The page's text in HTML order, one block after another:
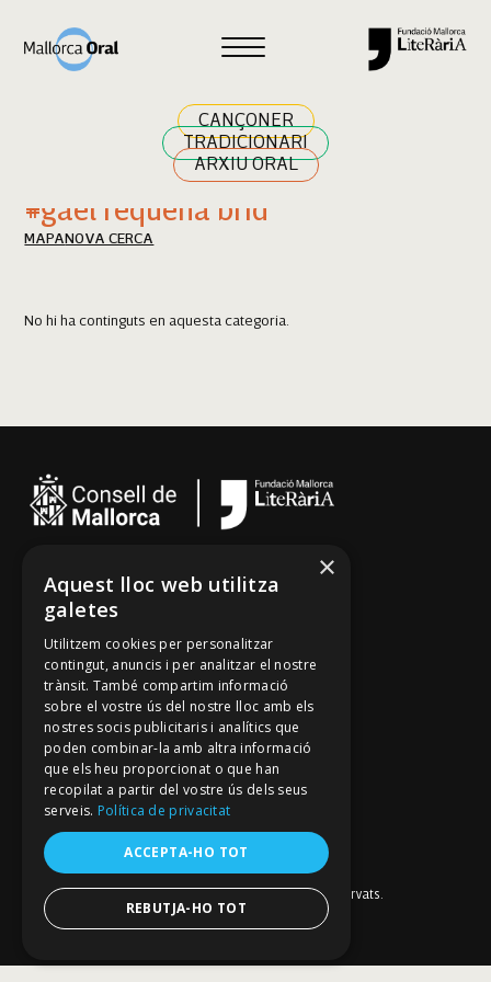
CANÇONER
TRADICIONARI
ARXIU ORAL
Cercar
Resultats cerca
#gael requena brid
MAPA NOVA CERCA
No hi ha continguts en aquesta categoria.
Cançoner
Tradicionari
Arxiu Oral
Contacte
Segueix-nos
Mallorca Oral, un projecte de
Fundació Mallorca Literària
Política de galetes
Política de privacitat
Política de privacitat a les xarxes socials
© Fundació Mallorca Literària 2026. Tots els drets reservats.
Disseny i desenvolupament web BESTALDE STUDIO
×
Aquest lloc web utilitza
galetes
Utilitzem cookies per personalitzar
contingut, anuncis i per analitzar el nostre
trànsit. També compartim informació
sobre el vostre ús del nostre lloc amb els
nostres socis publicitaris i analítics que
poden combinar-la amb altra informació
que els heu proporcionat o que han
recopilat a partir del vostre ús dels seus
serveis. Política de privacitat
ACCEPTA-HO TOT
REBUTJA-HO TOT